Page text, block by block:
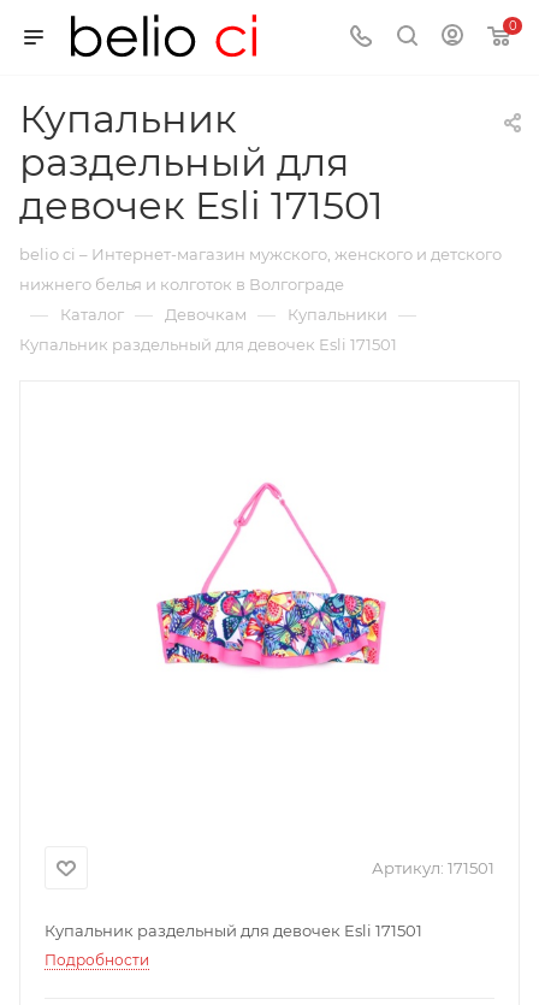
0
Купальник
раздельный для
девочек Esli 171501
belio ci – Интернет-магазин мужского, женского и детского
нижнего белья и колготок в Волгограде
— Каталог — Девочкам — Купальники —
Купальник раздельный для девочек Esli 171501
Артикул: 171501
Купальник раздельный для девочек Esli 171501
Подробности